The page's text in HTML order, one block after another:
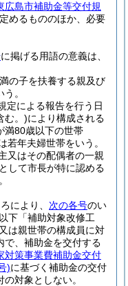
広島市補助金等交付規
めるもののほか、必要
に掲げる用語の意義は、
の子を扶養する親及び
。
定による報告を行う日
む。)により構成される
満80歳以下の世帯
年夫婦世帯をいう。
又はその配偶者の一親
して市長が特に認める
により、 次の各号のい
下「補助対象改修工
は親世帯の構成員に対
で、補助金を交付する
対策事業費補助金交付
)に基づく補助金の交付
対象としない。